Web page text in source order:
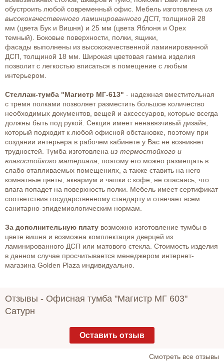
обустроить любой современный офис. Мебель изготовлена из
высококачественного ламинированного ДСП , толщиной 28
мм (цвета Бук и Вишня) и 25 мм (цвета Яблоня и Орех
темный). Боковые поверхности, полки, ящики,
фасады выполнены из высококачественной ламинированной
ДСП, толщиной 18 мм. Широкая цветовая гамма изделия
позволит с легкостью вписаться в помещение с любым
интерьером.
Стеллаж-тумба "Магистр МГ-613" - надежная вместительная
с тремя полками позволяет разместить большое количество
необходимых документов, вещей и аксессуаров, которые всегда
должны быть под рукой. Секция имеет ненавязчивый дизайн,
который подходит к любой офисной обстановке, поэтому при
создании интерьера в рабочем кабинете у Вас не возникнет
трудностей. Тумба изготовлена из термостойкого и
влагостойкого материала , поэтому его можно размещать в
слабо отапливаемых помещениях, а также ставить на него
комнатные цветы, аквариум и чашки с кофе, не опасаясь, что
влага попадет на поверхность полки. Мебель имеет сертификат
соответствия государственному стандарту и отвечает всем
санитарно-эпидемиологическим нормам.
За дополнительную плату возможно изготовление тумбы в
цвете вишня и возможна комплектация дверцей из
ламинированного ДСП или матового стекла. Стоимость изделия
в данном случае просчитывается менеджером интернет-
магазина Golden Plaza индивидуально.
Отзывы - Офисная тумба "Магистр МГ 603"
Сатурн
Оставить отзыв
Cмотреть все отзывы